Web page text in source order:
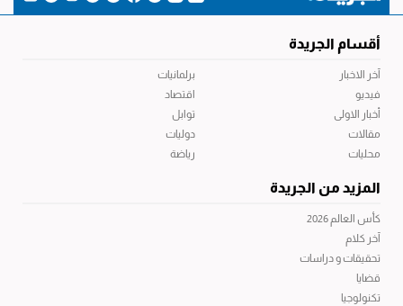
أقسام الجريدة
آخر الاخبار
فيديو
أخبار الاولى
مقالات
محليات
برلمانيات
اقتصاد
توابل
دوليات
رياضة
المزيد من الجريدة
كأس العالم 2026
آخر كلام
تحقيقات و دراسات
قضايا
تكنولوجيا